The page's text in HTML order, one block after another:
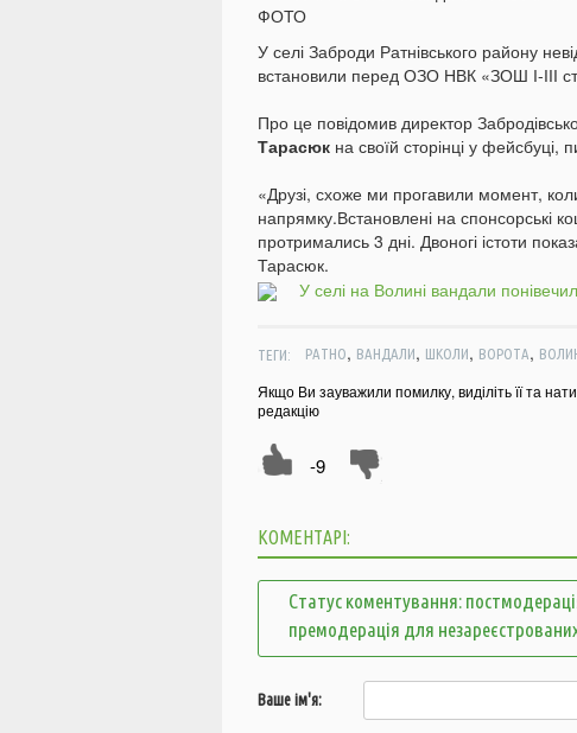
У селі Заброди Ратнівського району
встановили перед ОЗО НВК «ЗОШ І-ІІІ
Про це повідомив директор
Тарасюк на своїй сторінці у фейсбуці,
«Друзі, схоже ми прогавили момент,
напрямку.Встановлені на спонсорські
протримались 3 дні. Двоногі істоти
Тарасюк.
ТЕГИ: РАТНО, ВАНДАЛИ, ШКОЛИ, ВОРОТА,
Якщо Ви зауважили помилку, виділіть її та
редакцію
-9
КОМЕНТАРІ:
Статус коментування:
премодерація для
Ваше ім'я: